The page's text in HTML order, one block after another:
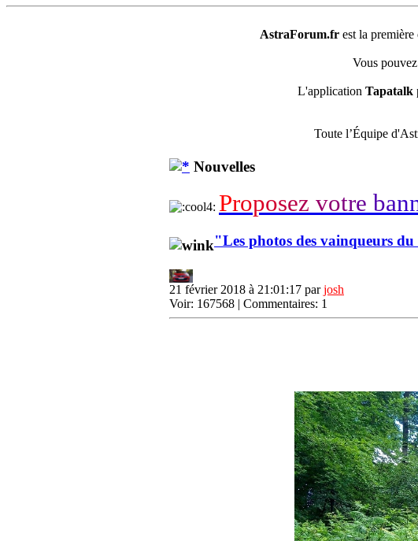
AstraForum.fr est la
Vous
L'application Tapatalk
Toute l’Équipe
Nouvelles
Proposez votre ban
"Les photos des vainqueurs
21 février 2018 à 21:01:17 parjosh
Voir: 167568 | Commentaires: 1